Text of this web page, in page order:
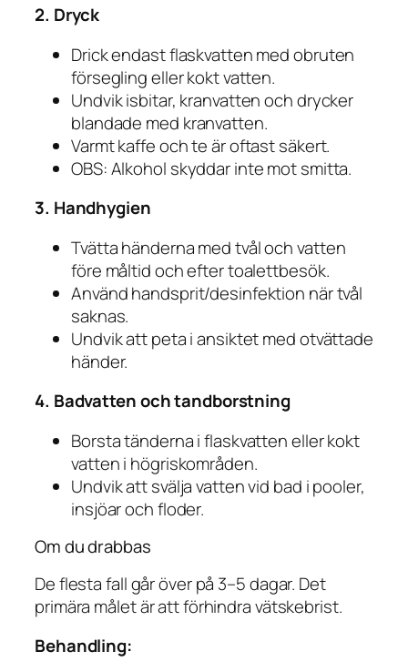
2. Dryck
Drick endast flaskvatten med obruten
försegling eller kokt vatten.
Undvik isbitar, kranvatten och drycker
blandade med kranvatten.
Varmt kaffe och te är oftast säkert.
OBS: Alkohol skyddar inte mot smitta.
3. Handhygien
Tvätta händerna med tvål och vatten
före måltid och efter toalettbesök.
Använd handsprit/desinfektion när tvål
saknas.
Undvik att peta i ansiktet med otvättade
händer.
4. Badvatten och tandborstning
Borsta tänderna i flaskvatten eller kokt
vatten i högriskområden.
Undvik att svälja vatten vid bad i pooler,
insjöar och floder.
Om du drabbas
De flesta fall går över på 3–5 dagar. Det
primära målet är att förhindra vätskebrist.
Behandling: